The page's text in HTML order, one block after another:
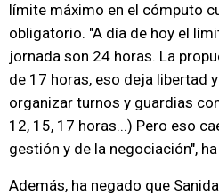
límite máximo en el cómputo
obligatorio. "A día de hoy el
jornada son 24 horas. La
de 17 horas, eso deja libertad
organizar turnos y guardias
12, 15, 17 horas...) Pero eso
gestión y de la negociación",
Además, ha negado que